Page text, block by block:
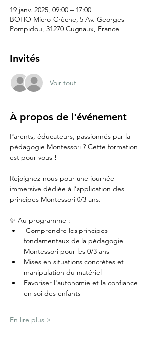
19 janv. 2025, 09:00 – 17:00
BOHO Micro-Crèche, 5 Av. Georges
Pompidou, 31270 Cugnaux, France
Invités
Voir tout
À propos de l'événement
Parents, éducateurs, passionnés par la
pédagogie Montessori ? Cette formation
est pour vous !
Rejoignez-nous pour une journée
immersive dédiée à l’application des
principes Montessori 0/3 ans.
✨ Au programme :
fondamentaux de la pédagogie
Montessori pour les 0/3 ans
Mises en situations concrètes et
manipulation du matériel
Favoriser l'autonomie et la confiance
en soi des enfants
En lire plus >